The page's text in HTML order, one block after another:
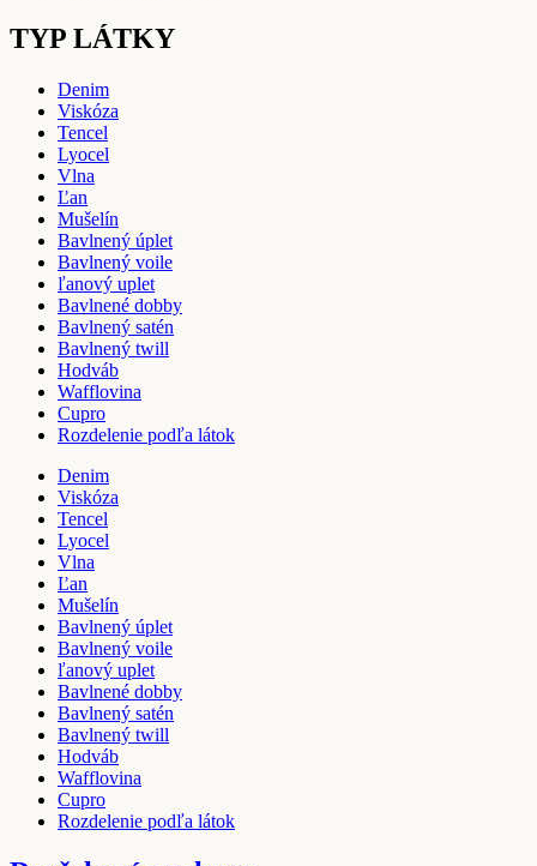
TYP LÁTKY
Denim
Viskóza
Tencel
Lyocel
Vlna
Ľan
Mušelín
Bavlnený úplet
Bavlnený voile
ľanový uplet
Bavlnené dobby
Bavlnený satén
Bavlnený twill
Hodváb
Wafflovina
Cupro
Rozdelenie podľa látok
Denim
Viskóza
Tencel
Lyocel
Vlna
Ľan
Mušelín
Bavlnený úplet
Bavlnený voile
ľanový uplet
Bavlnené dobby
Bavlnený satén
Bavlnený twill
Hodváb
Wafflovina
Cupro
Rozdelenie podľa látok